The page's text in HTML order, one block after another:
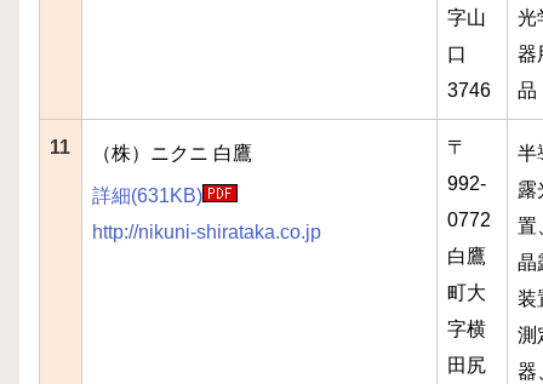
字山
口
3746
光
器
品
11 （株）ニクニ 白鷹
詳細(631KB)
http://nikuni-shirataka.co.jp
〒
992-
0772
白鷹
町大
字横
田尻
半
露
置
晶
装
測
器